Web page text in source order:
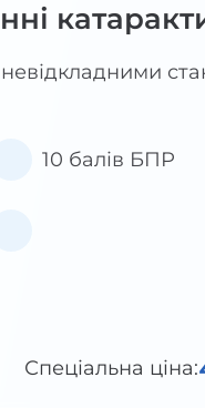
10 балів БПР
Спеціальна ціна: